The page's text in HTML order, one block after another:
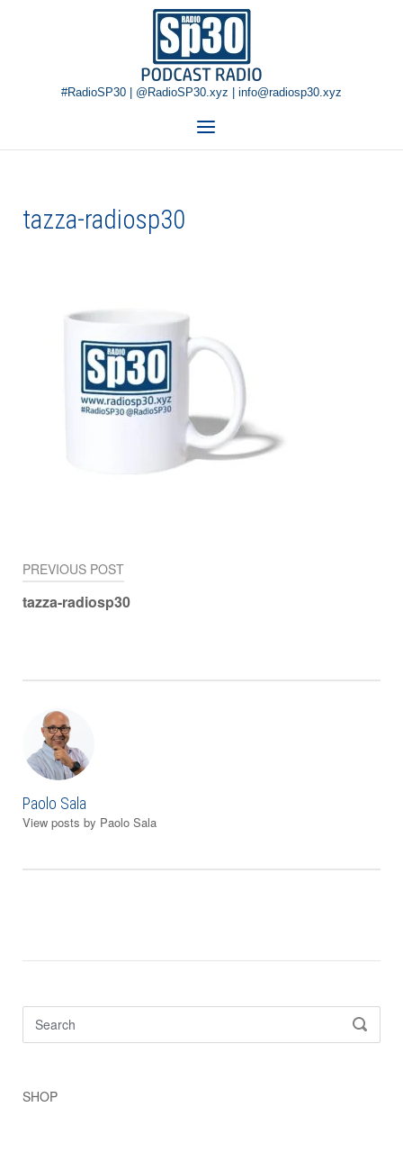
Home
#RadioSP30 | @RadioSP30.xyz | info@radiosp30.xyz
Menu
tazza-radiosp30
Navigazione
PREVIOUS POST
tazza-radiosp30
Paolo Sala
View posts by Paolo Sala
Search
SHOP